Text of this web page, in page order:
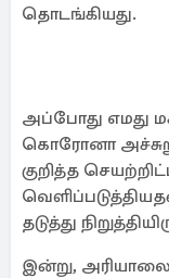
தொடங்கியது.
அப்போது எமது
கொரோனா
குறித்த
தடுத்து
இன்று,